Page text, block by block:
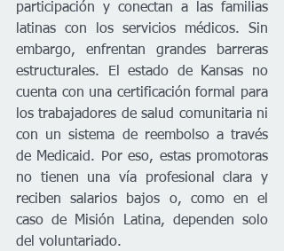
participación y conectan a las familias
latinas con los servicios médicos. Sin
embargo, enfrentan grandes barreras
estructurales. El estado de Kansas no
cuenta con una certificación formal para
los trabajadores de salud comunitaria ni
con un sistema de reembolso a través
de Medicaid. Por eso, estas promotoras
no tienen una vía profesional clara y
reciben salarios bajos o, como en el
caso de Misión Latina, dependen solo
del voluntariado.